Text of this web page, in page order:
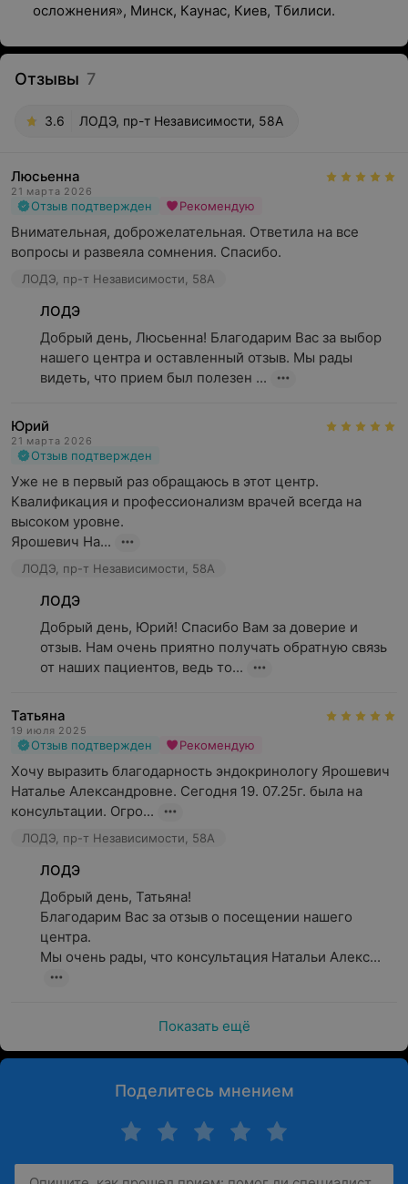
осложнения», Минск, Каунас, Киев, Тбилиси.
Отзывы 7
3.6 ЛОДЭ, пр-т Независимости, 58А
Люсьенна
21 марта 2026
Отзыв подтвержден Рекомендую
Внимательная, доброжелательная. Ответила на все
вопросы и развеяла сомнения. Спасибо.
ЛОДЭ, пр-т Независимости, 58А
ЛОДЭ
Добрый день, Люсьенна! Благодарим Вас за выбор
нашего центра и оставленный отзыв. Мы рады
видеть, что прием был полезен ...
Юрий
21 марта 2026
Отзыв подтвержден
Уже не в первый раз обращаюсь в этот центр.
Квалификация и профессионализм врачей всегда на
высоком уровне.
Ярошевич На...
ЛОДЭ, пр-т Независимости, 58А
ЛОДЭ
Добрый день, Юрий! Спасибо Вам за доверие и
отзыв. Нам очень приятно получать обратную связь
от наших пациентов, ведь то...
Татьяна
19 июля 2025
Отзыв подтвержден Рекомендую
Хочу выразить благодарность эндокринологу Ярошевич
Наталье Александровне. Сегодня 19. 07.25г. была на
консультации. Огро...
ЛОДЭ, пр-т Независимости, 58А
ЛОДЭ
Добрый день, Татьяна!
Благодарим Вас за отзыв о посещении нашего
центра.
Мы очень рады, что консультация Натальи Алекс...
Показать ещё
Поделитесь мнением